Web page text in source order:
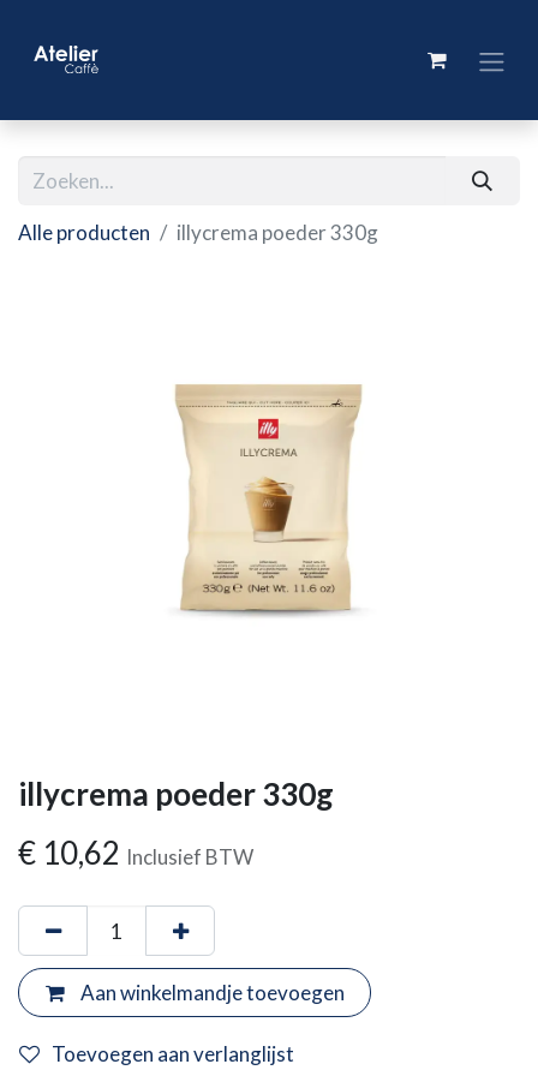
Alle producten illycrema poeder 330g
illycrema poeder 330g
€ 10,62 Inclusief BTW
Aan winkelmandje toevoegen
Toevoegen aan verlanglijst